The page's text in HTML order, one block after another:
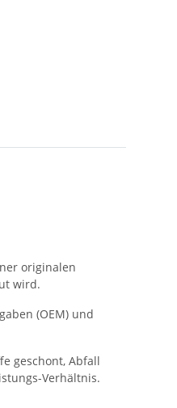
originalen
wird.
(OEM) und
geschont, Abfall
Verhältnis.